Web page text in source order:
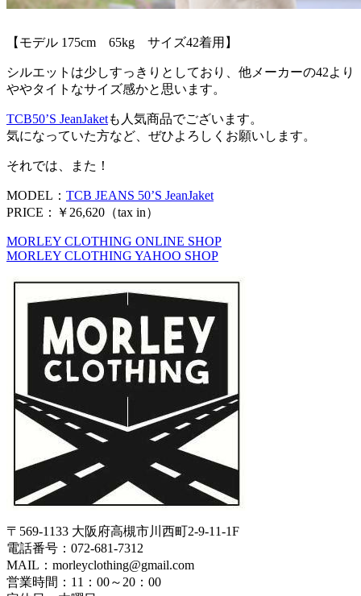
【モデル 175cm 65kg サイズ42着用】
シルエットは少しすっきりとしており、他メーカーの42より
ややタイトなサイズ感かと思います。
TCB50’S JeanJaketも人気商品でございます。
気になっていた方など、ぜひよろしくお願いします。
それでは、また！
MODEL： TCB JEANS 50’S JeanJaket
PRICE：￥26,620（tax in）
MORLEY CLOTHING ONLINE SHOP
MORLEY CLOTHING YAHOO SHOP
〒569-1133 大阪府高槻市川西町2-9-11-1F
電話番号：072-681-7312
MAIL：morleyclothing@gmail.com
営業時間：11：00～20：00